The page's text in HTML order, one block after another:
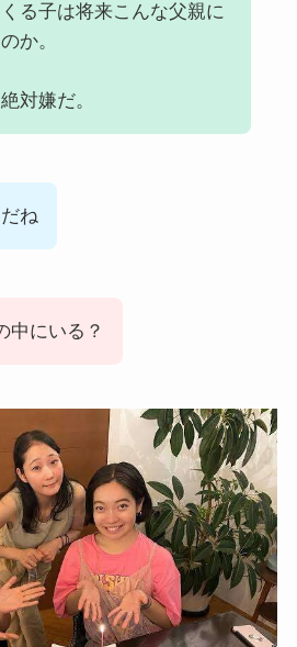
る子は将来こんな父親に
か。
対嫌だ。
ね
中にいる？